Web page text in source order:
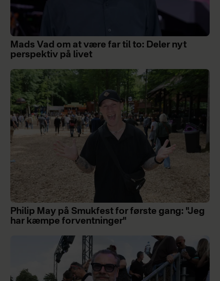
Mads Vad om at være far til to: Deler nyt
perspektiv på livet
Philip May på Smukfest for første gang: "Jeg
har kæmpe forventninger"